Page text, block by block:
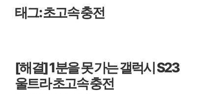
태그: 초고속 충전
[해결] 1분을 못 가는 갤럭시 S23
울트라 초고속 충전